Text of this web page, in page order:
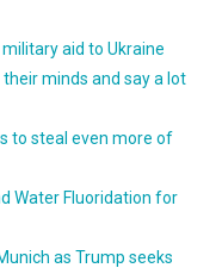
aid to Ukraine
minds and say a lot
to steal even more of
Water Fluoridation for
as Trump seeks